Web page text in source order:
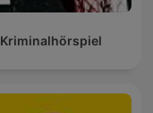
Kriminalhörspiel